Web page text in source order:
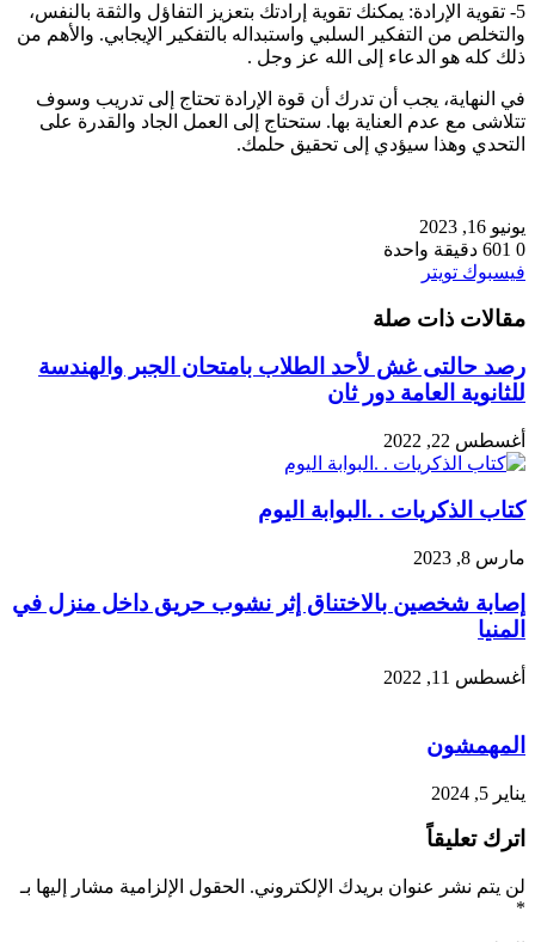
5- تقوية الإرادة: يمكنك تقوية إرادتك بتعزيز التفاؤل والثقة بالنفس،
والتخلص من التفكير السلبي واستبداله بالتفكير الإيجابي. والأهم من
ذلك كله هو الدعاء إلى الله عز وجل .
في النهاية، يجب أن تدرك أن قوة الإرادة تحتاج إلى تدريب وسوف
تتلاشى مع عدم العناية بها. ستحتاج إلى العمل الجاد والقدرة على
التحدي وهذا سيؤدي إلى تحقيق حلمك.
يونيو 16, 2023
0
دقيقة واحدة
فيسبوك تويتر
البريد
مقالات ذات صلة
رصد حالتى غش لأحد الطلاب بامتحان الجبر والهندسة
للثانوية العامة دور ثان
أغسطس 22, 2022
كتاب الذكريات . .البوابة اليوم
مارس 8, 2023
إصابة شخصين بالاختناق إثر نشوب حريق داخل منزل في
المنيا
أغسطس 11, 2022
المهمشون
يناير 5, 2024
اترك تعليقاً
لن يتم نشر عنوان بريدك الإلكتروني. الحقول الإلزامية مشار إليها بـ
*